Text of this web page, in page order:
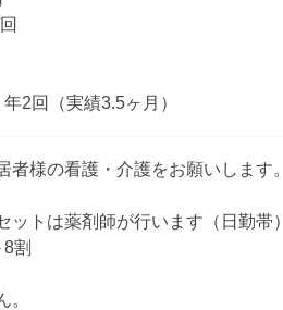
2回（実績3.5ヶ月）
者様の看護・介護をお願いします。
ットは薬剤師が行います（日勤帯）
割
。